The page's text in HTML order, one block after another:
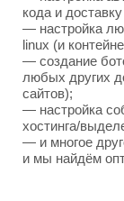
кода и
— настройка
linux (и
— создание
любых других
сайтов);
— настройка
хостинга/
— и многое
и мы найдём